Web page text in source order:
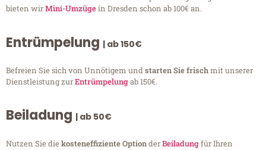
bieten wirMini-Umzügein Dresden schon ab 100€ an.
Entrümpelung | ab 150€
Befreien Sie sich von Unnötigem undstarten Sie frischmit unserer
Dienstleistung zurEntrümpelungab 150€.
Beiladung | ab 50€
Nutzen Sie diekosteneffiziente OptionderBeiladungfür Ihren